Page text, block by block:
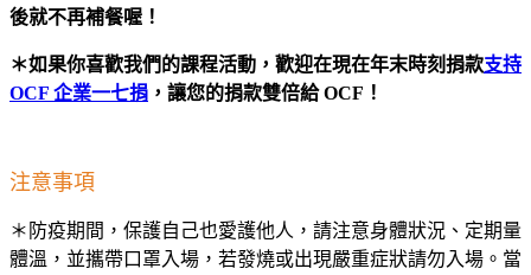
後就不再補餐喔！
＊如果你喜歡我們的課程活動，歡迎在現在年末時刻捐款支持
OCF 企業一七捐 ，讓您的捐款雙倍給 OCF！
注意事項
＊防疫期間，保護自己也愛護他人，請注意身體狀況、定期量
體溫，並攜帶口罩入場，若發燒或出現嚴重症狀請勿入場。當